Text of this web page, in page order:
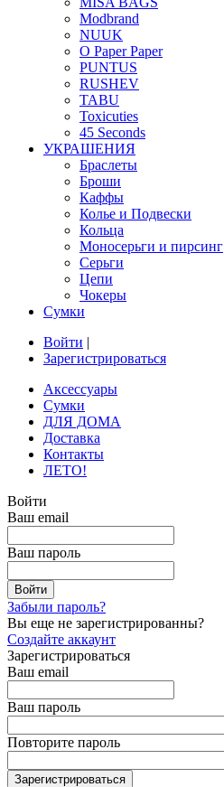
Modbrand
NUUK
O Paper Paper
PUNTUS
RUSHEV
TABU
Toxicuties
45 Seconds
УКРАШЕНИЯ
Браслеты
Броши
Каффы
Колье и Подвески
Кольца
Моносерьги и пирсинг
Серьги
Цепи
Чокеры
Сумки
Войти |
Зарегистрироваться
Аксессуары
Сумки
ДЛЯ ДОМА
Доставка
Контакты
ЛЕТО!
Войти
Ваш email
Ваш пароль
Забыли пароль?
Вы еще не зарегистрированны?
Создайте аккаунт
Зарегистрироваться
Ваш email
Ваш пароль
Повторите пароль